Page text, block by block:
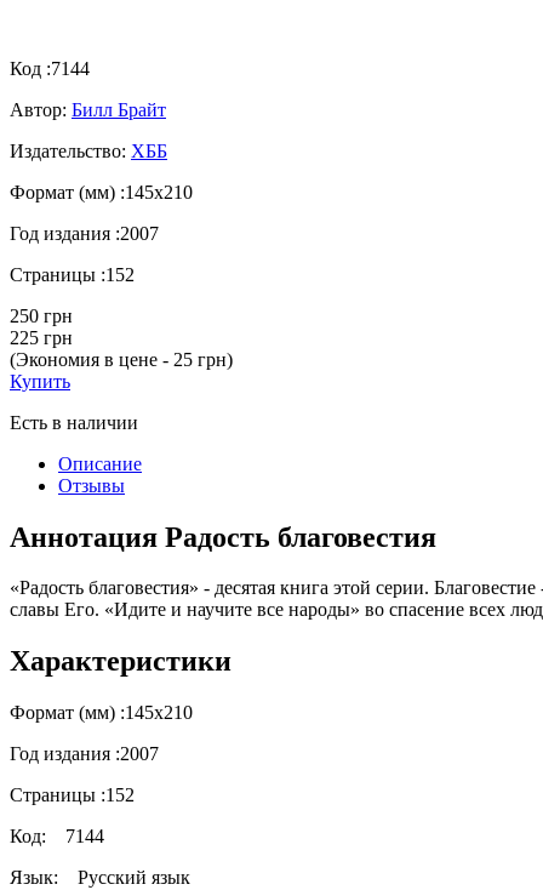
Код :7144
Автор: Билл Брайт
Издательство: ХББ
Формат (мм) :145х210
Год издания :2007
Страницы :152
250 грн
225 грн
(Экономия в цене - 25 грн)
Купить
Есть в наличии
Описание
Отзывы
Аннотация Радость благовестия
«Радость благовестия» - десятая книга этой серии.
славы Его. «Идите и научите все народы» во спасение всех
Характеристики
Формат (мм) :145х210
Год издания :2007
Страницы :152
Код: 7144
Язык: Русский язык